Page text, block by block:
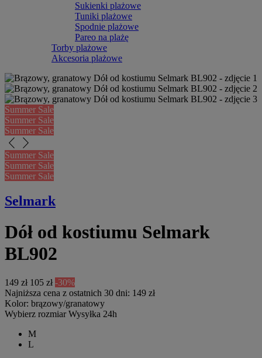
Sukienki plażowe
Tuniki plażowe
Spodnie plażowe
Pareo na plażę
Torby plażowe
Akcesoria plażowe
Summer Sale
Summer Sale
Summer Sale
arrow_back_ios_new arrow_forward_ios
Summer Sale
Summer Sale
Summer Sale
Selmark
Dół od kostiumu Selmark
BL902
149 zł 105 zł -30%
Najniższa cena z ostatnich 30 dni: 149 zł
Kolor: brązowy/granatowy
Wybierz rozmiar Wysyłka 24h
M
L